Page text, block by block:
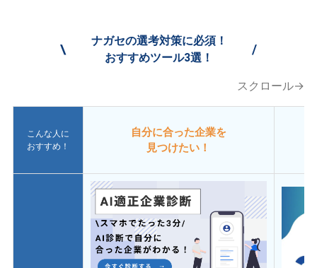
\
ナガセの選考対策に必須！
おすすめツール3選！
/
スクロール→
こんな人に
おすすめ！
自分に合った企業を
見つけたい！